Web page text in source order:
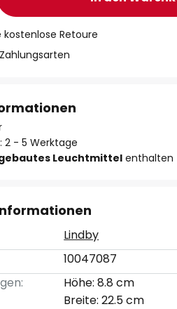
kostenlose Retoure
2 - 5 Werktage
Leuchtmittel enthalten
Lindby
10047087
Höhe: 8.8 cm
Breite: 22.5 cm